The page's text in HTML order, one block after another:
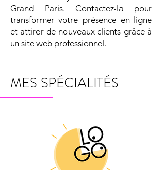
Grand Paris. Contactez-la pour
transformer votre présence en ligne
et attirer de nouveaux clients grâce à
un site web professionnel.
MES SPÉCIALITÉS